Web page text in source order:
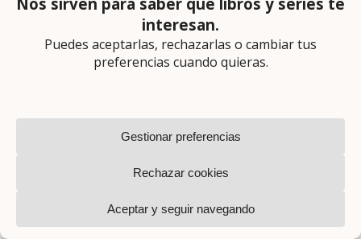
2025
Traducción
Ankara
Cabeza
Un reino
entretejido